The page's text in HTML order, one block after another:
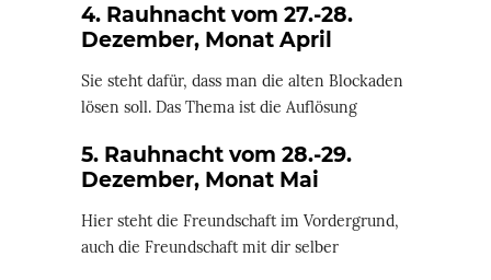
4. Rauhnacht vom 27.-28.
Dezember, Monat April
Sie steht dafür, dass man die alten Blockaden
lösen soll. Das Thema ist die Auflösung
5. Rauhnacht vom 28.-29.
Dezember, Monat Mai
Hier steht die Freundschaft im Vordergrund,
auch die Freundschaft mit dir selber